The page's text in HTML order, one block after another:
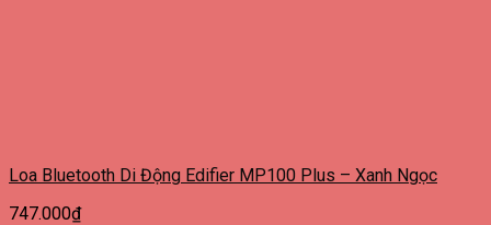
Loa Bluetooth Di Động Edifier MP100 Plus – Xanh Ngọc
747.000₫